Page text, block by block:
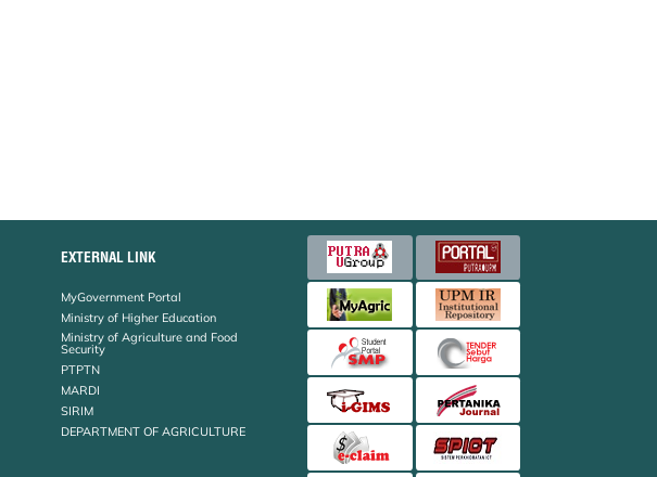
EXTERNAL LINK
MyGovernment Portal
Ministry of Higher Education
Ministry of Agriculture and Food
Security
PTPTN
MARDI
SIRIM
DEPARTMENT OF AGRICULTURE